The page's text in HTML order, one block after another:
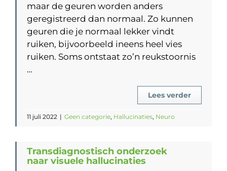
maar de geuren worden anders
geregistreerd dan normaal. Zo kunnen
geuren die je normaal lekker vindt
ruiken, bijvoorbeeld ineens heel vies
ruiken. Soms ontstaat zo’n reukstoornis
…
Lees verder
11 juli 2022 | Geen categorie, Hallucinaties, Neuro
Transdiagnostisch onderzoek
naar visuele hallucinaties